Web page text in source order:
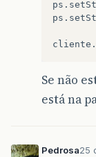
Se não
está na
Pedrosa25